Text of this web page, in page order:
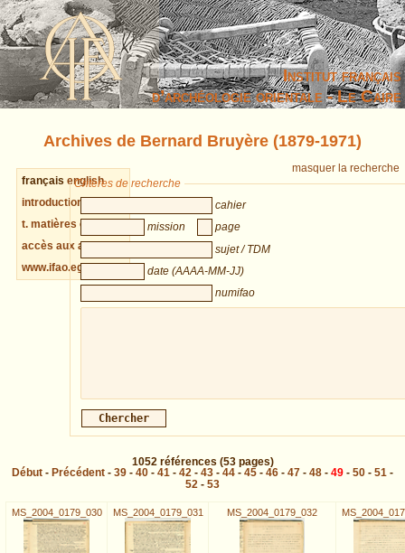
Institut français
d’archéologie orientale - Le Caire
Archives de Bernard Bruyère (1879-1971)
français english
introduction cahiers
t. matières cahiers
accès aux archives
www.ifao.egnet.net
masquer la recherche
Critères de recherche
cahier
mission
page
sujet / TDM
date (AAAA-MM-JJ)
numifao
1052 références (53 pages)
Début - Précédent - 39 - 40 - 41 - 42 - 43 - 44 - 45 - 46 - 47 - 48 - 49 - 50 - 51 -
52 - 53
MS_2004_0179_030 MS_2004_0179_031 MS_2004_0179_032